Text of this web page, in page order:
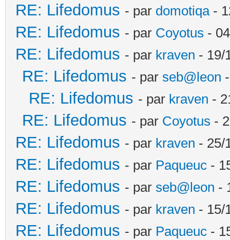
RE: Lifedomus - par domotiqa-
RE: Lifedomus - par Coyotus -
RE: Lifedomus - par kraven - 19/
RE: Lifedomus - par seb@leon
RE: Lifedomus - par kraven -
RE: Lifedomus - par Coyotus -
RE: Lifedomus - par kraven - 25/
RE: Lifedomus - par Paqueuc -
RE: Lifedomus - par seb@leon -
RE: Lifedomus - par kraven - 15/
RE: Lifedomus - par Paqueuc -